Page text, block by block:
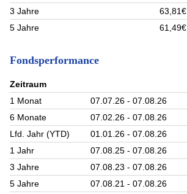
3 Jahre
63,81€
5 Jahre
61,49€
Fondsperformance
Zeitraum
1 Monat 07.07.26 - 07.08.26
6 Monate
07.02.26 - 07.08.26
Lfd. Jahr (YTD)
01.01.26 - 07.08.26
1 Jahr
07.08.25 - 07.08.26
3 Jahre
07.08.23 - 07.08.26
5 Jahre
07.08.21 - 07.08.26